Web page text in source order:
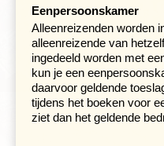
nacht genieten van
genre muziek spelen.
be’. Probeer naar een
beroemde Honky Tonks
Orchid Lounge, van veraf
kleur en ‘home’ voor
Robert’s Western World
een snuifje Zuid-
Eenpersoonskamer
Alleenreizenden worden
alleenreizende van
ingedeeld worden met
kun je een
daarvoor geldende
tijdens het boeken voor
ziet dan het geldende